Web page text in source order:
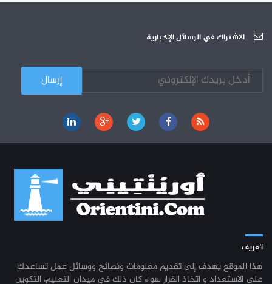
03-10 الجامعة العربية للعلوم : دورة تكوينية
كل الأخبار
الاشتراك في الرسائل الإخبارية
تعريف
هذا الموقع يهدف إلى تقديم معلومات ونصائح ووسائل عمل تساعدك
على الاستعداد و اتخاذ القرار سواء كان ذلك في ميدان التعليم، التكوين